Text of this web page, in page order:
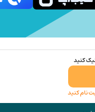
کنید
نام کنید